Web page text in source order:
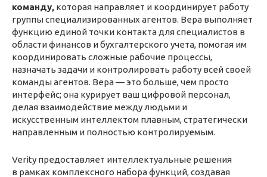
команду, которая направляет и координирует работу
группы специализированных агентов. Вера выполняет
функцию единой точки контакта для специалистов в
области финансов и бухгалтерского учета, помогая им
координировать сложные рабочие процессы,
назначать задачи и контролировать работу всей своей
команды агентов. Вера — это больше, чем просто
интерфейс; она курирует ваш цифровой персонал,
делая взаимодействие между людьми и
искусственным интеллектом плавным, стратегически
направленным и полностью контролируемым.
Verity предоставляет интеллектуальные решения
в рамках комплексного набора функций, создавая